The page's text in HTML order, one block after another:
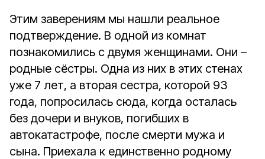
Этим заверениям мы нашли реальное
подтверждение. В одной из комнат
познакомились с двумя женщинами. Они –
родные сёстры. Одна из них в этих стенах
уже 7 лет, а вторая сестра, которой 93
года, попросилась сюда, когда осталась
без дочери и внуков, погибших в
автокатастрофе, после смерти мужа и
сына. Приехала к единственно родному